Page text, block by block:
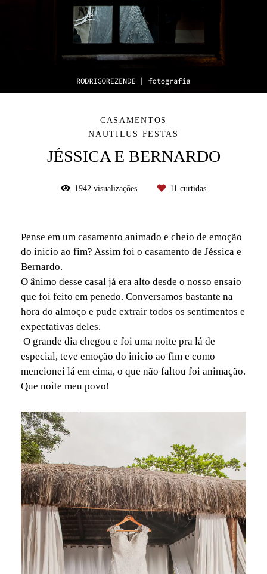
CASAMENTOS
NAUTILUS FESTAS
JÉSSICA E BERNARDO
1942 visualizações 11 curtidas
Pense em um casamento animado e cheio de emoção
do inicio ao fim? Assim foi o casamento de Jéssica e
Bernardo.
O ânimo desse casal já era alto desde o nosso ensaio
que foi feito em penedo. Conversamos bastante na
hora do almoço e pude extrair todos os sentimentos e
expectativas deles.
O grande dia chegou e foi uma noite pra lá de
especial, teve emoção do inicio ao fim e como
mencionei lá em cima, o que não faltou foi animação.
Que noite meu povo!